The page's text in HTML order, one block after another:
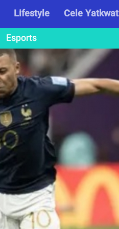
Lifestyle Cele Yatkwat
Esports